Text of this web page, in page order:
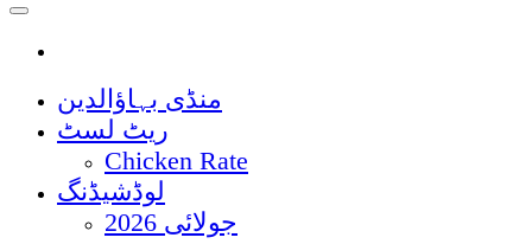
منڈی بہاؤالدین
ریٹ لسٹ
Chicken Rate
لوڈشیڈنگ
جولائی 2026